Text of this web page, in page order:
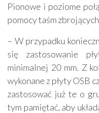
Pionowe i poziome
pomocy taśm
– W przypadku
się zastosowanie
minimalnej 20 mm. Z
wykonane z płyty OSB
zastosować już te o
tym pamiętać, aby